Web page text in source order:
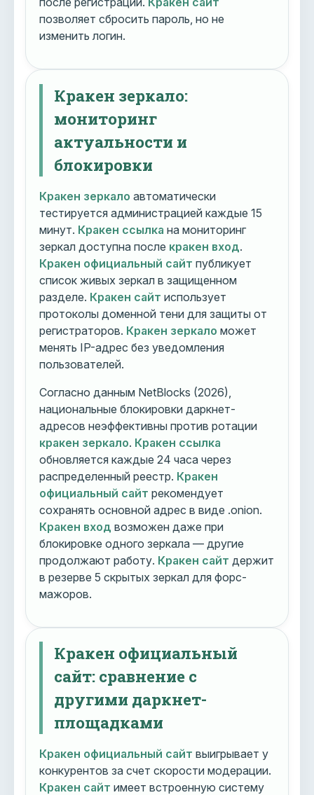
позволяет сбросить пароль, но не
изменить логин.
Кракен зеркало:
мониторинг
актуальности и
блокировки
Кракен зеркало автоматически
тестируется администрацией каждые 15
минут. Кракен ссылка на мониторинг
зеркал доступна после кракен вход.
Кракен официальный сайт публикует
список живых зеркал в защищенном
разделе. Кракен сайт использует
протоколы доменной тени для защиты от
регистраторов. Кракен зеркало может
менять IP-адрес без уведомления
пользователей.
Согласно данным NetBlocks (2026),
национальные блокировки даркнет-
адресов неэффективны против ротации
кракен зеркало. Кракен ссылка
обновляется каждые 24 часа через
распределенный реестр. Кракен
официальный сайт рекомендует
сохранять основной адрес в виде .onion.
Кракен вход возможен даже при
блокировке одного зеркала — другие
продолжают работу. Кракен сайт держит
в резерве 5 скрытых зеркал для форс-
мажоров.
Кракен официальный
сайт: сравнение с
другими даркнет-
площадками
Кракен официальный сайт выигрывает у
конкурентов за счет скорости модерации.
Кракен сайт имеет встроенную систему